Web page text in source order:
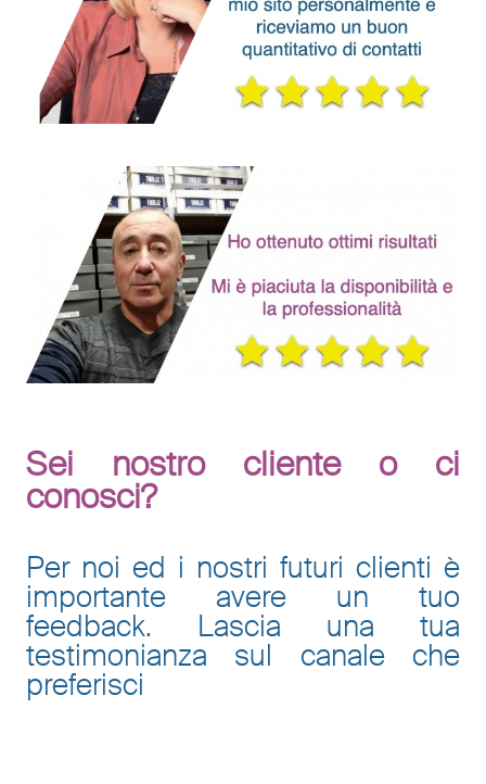
Sei nostro cliente o ci
conosci?
Per noi ed i nostri futuri clienti è
importante avere un tuo
feedback. Lascia una tua
testimonianza sul canale che
preferisci